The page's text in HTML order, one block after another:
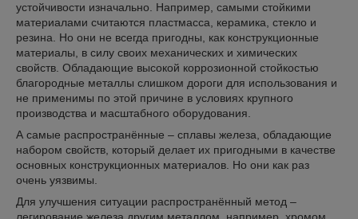
устойчивости изначально. Например, самыми стойкими
материалами считаются пластмасса, керамика, стекло и
резина. Но они не всегда пригодны, как конструкционные
материалы, в силу своих механических и химических
свойств. Обладающие высокой коррозионной стойкостью
благородные металлы слишком дороги для использования и
не применимы по этой причине в условиях крупного
производства и масштабного оборудования.
А самые распространённые – сплавы железа, обладающие
набором свойств, который делает их пригодными в качестве
основных конструкционных материалов. Но они как раз
очень уязвимы.
Для улучшения ситуации распространённый метод –